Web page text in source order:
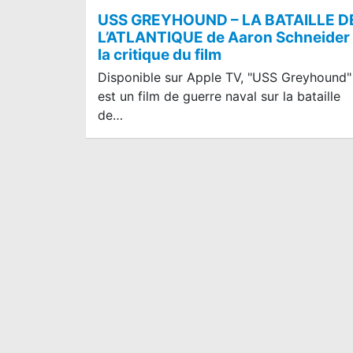
USS GREYHOUND – LA BATAILLE
L’ATLANTIQUE de Aaron Schneider
la critique du film
Disponible sur Apple TV, "USS Greyhound"
est un film de guerre naval sur la bataille
de…